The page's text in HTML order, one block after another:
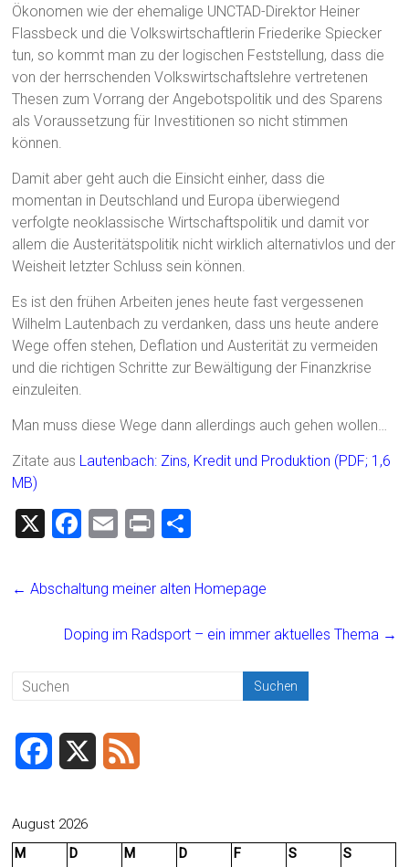
Ökonomen wie der ehemalige UNCTAD-Direktor Heiner
Flassbeck und die Volkswirtschaftlerin Friederike Spiecker
tun, so kommt man zu der logischen Feststellung, dass die
von der herrschenden Volkswirtschaftslehre vertretenen
Thesen zum Vorrang der Angebotspolitik und des Sparens
als Voraussetzung für Investitionen so nicht stimmen
können.
Damit aber geht auch die Einsicht einher, dass die
momentan in Deutschland und Europa überwiegend
verfolgte neoklassische Wirtschaftspolitik und damit vor
allem die Austeritätspolitik nicht wirklich alternativlos und der
Weisheit letzter Schluss sein können.
Es ist den frühen Arbeiten jenes heute fast vergessenen
Wilhelm Lautenbach zu verdanken, dass uns heute andere
Wege offen stehen, Deflation und Austerität zu vermeiden
und die richtigen Schritte zur Bewältigung der Finanzkrise
einzuleiten.
Man muss diese Wege dann allerdings auch gehen wollen…
Zitate aus Lautenbach: Zins, Kredit und Produktion (PDF; 1,6
MB)
X
F
ce
o
E
ai
Pr
t
e
← Abschaltung meiner alten Homepage
Doping im Radsport – ein immer aktuelles Thema →
c
August 2026
M
D M D F S
S